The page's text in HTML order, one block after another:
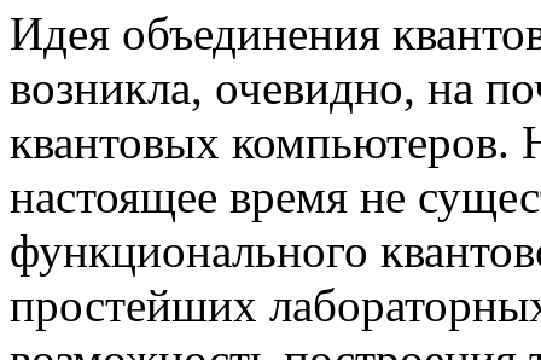
Идея объединения
возникла, очевидно, на
квантовых компьютеров.
настоящее время не
функционального
простейших